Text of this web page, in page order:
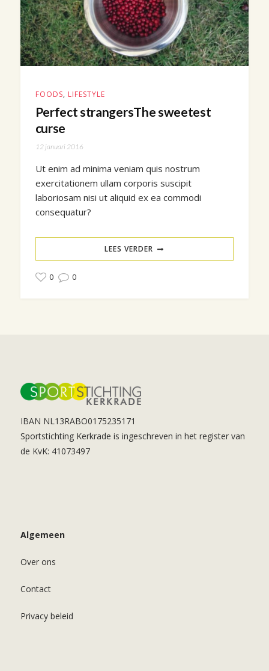
FOODS, LIFESTYLE
Perfect strangersThe sweetest
curse
12 januari 2016
Ut enim ad minima veniam quis nostrum
exercitationem ullam corporis suscipit
laboriosam nisi ut aliquid ex ea commodi
consequatur?
LEES VERDER
0 0
IBAN NL13RABO0175235171
Sportstichting Kerkrade is ingeschreven in het register van
de KvK: 41073497
Algemeen
Over ons
Contact
Privacy beleid